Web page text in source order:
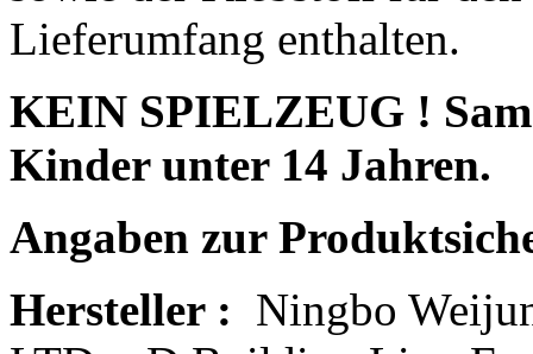
Lieferumfang enthalten.
KEIN SPIELZEUG !
Kinder unter 14 Jahren.
Angaben zur
Hersteller : Ningbo